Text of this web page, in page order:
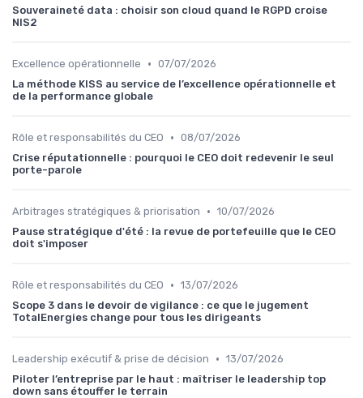
Souveraineté data : choisir son cloud quand le RGPD croise
NIS2
Excellence opérationnelle • 07/07/2026
La méthode KISS au service de l’excellence opérationnelle et
de la performance globale
Rôle et responsabilités du CEO • 08/07/2026
Crise réputationnelle : pourquoi le CEO doit redevenir le seul
porte-parole
Arbitrages stratégiques & priorisation • 10/07/2026
Pause stratégique d'été : la revue de portefeuille que le CEO
doit s'imposer
Rôle et responsabilités du CEO • 13/07/2026
Scope 3 dans le devoir de vigilance : ce que le jugement
TotalEnergies change pour tous les dirigeants
Leadership exécutif & prise de décision • 13/07/2026
Piloter l’entreprise par le haut : maîtriser le leadership top
down sans étouffer le terrain